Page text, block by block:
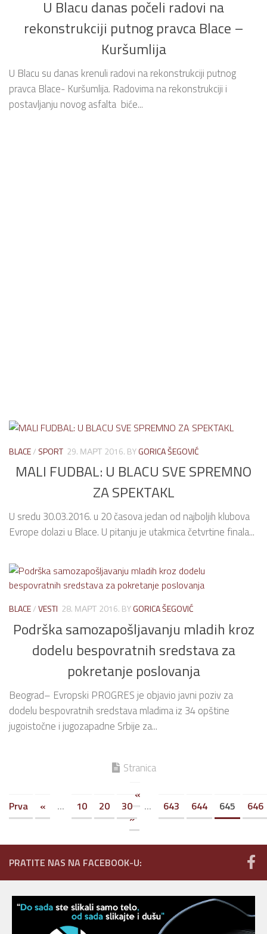
U Blacu danas počeli radovi na
rekonstrukciji putnog pravca Blace –
Kuršumlija
U Blacu su danas krenuli radovi na rekonstrukciji putnog
pravca Blace- Kuršumlija. Radovima na rekonstrukciji i
postavljanju novog asfalta biće...
BLACE/ SPORT 29. МАРТ 2016. BYGORICA ŠEGOVIĆ
MALI FUDBAL: U BLACU SVE SPREMNO
ZA SPEKTAKL
U sredu 30.03.2016. u 20 časova jedan od najboljih klubova
Evrope dolazi u Blace. U pitanju je utakmica četvrtine finala...
BLACE/VESTI 28. МАРТ 2016. BYGORICA ŠEGOVIĆ
Podrška samozapošljavanju mladih kroz
dodelu bespovratnih sredstava za
pokretanje poslovanja
Beograd– Evropski PROGRES je objavio javni poziv za
dodelu bespovratnih sredstava mladima iz 34 opštine
jugoistočne i jugozapadne Srbije za...
Stranica
«
Prva
« ... 10 20 30 ... 643 644 645
646
»
PRATITE NAS NA FACEBOOK-U: